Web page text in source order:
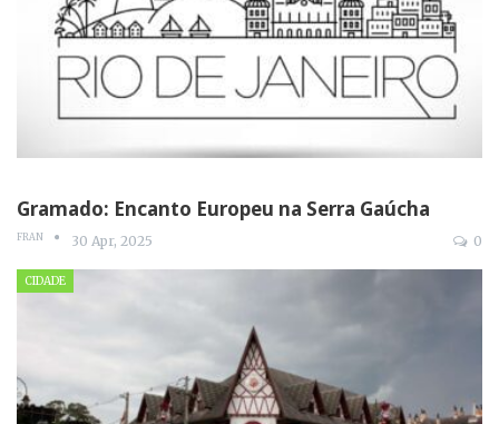
Gramado: Encanto Europeu na Serra Gaúcha
FRAN 30 Apr, 2025 0
CIDADE